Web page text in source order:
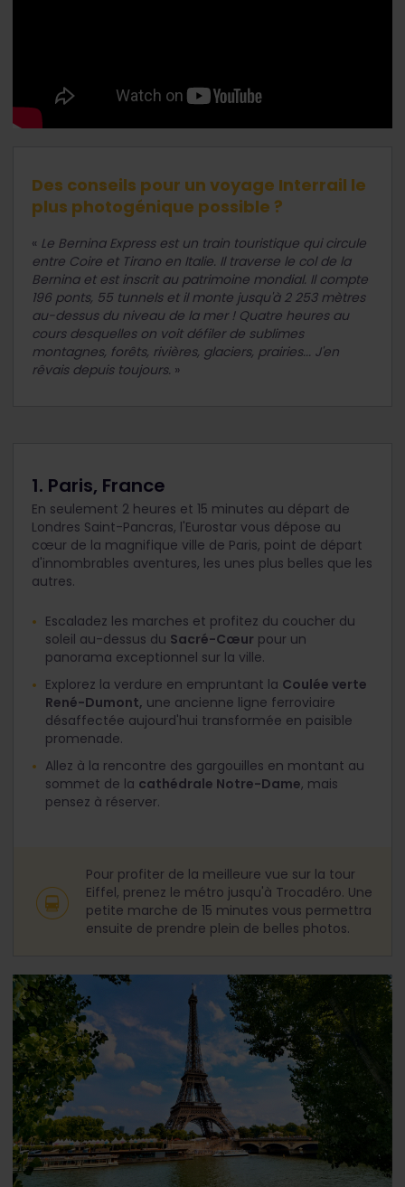
Des conseils pour un voyage Interrail le
plus photogénique possible ?
« Le Bernina Express est un train touristique qui circule
entre Coire et Tirano en Italie. Il traverse le col de la
Bernina et est inscrit au patrimoine mondial. Il compte
196 ponts, 55 tunnels et il monte jusqu'à 2 253 mètres
au-dessus du niveau de la mer ! Quatre heures au
cours desquelles on voit défiler de sublimes
montagnes, forêts, rivières, glaciers, prairies... J'en
rêvais depuis toujours. »
1. Paris, France
En seulement 2 heures et 15 minutes au départ de
Londres Saint-Pancras, l'Eurostar vous dépose au
cœur de la magnifique ville de Paris, point de départ
d'innombrables aventures, les unes plus belles que les
autres.
Escaladez les marches et profitez du coucher du
soleil au-dessus du Sacré-Cœur pour un
panorama exceptionnel sur la ville.
Explorez la verdure en empruntant la Coulée verte
René-Dumont, une ancienne ligne ferroviaire
désaffectée aujourd'hui transformée en paisible
promenade.
Allez à la rencontre des gargouilles en montant au
sommet de la cathédrale Notre-Dame, mais
pensez à réserver.
Pour profiter de la meilleure vue sur la tour
Eiffel, prenez le métro jusqu'à Trocadéro. Une
petite marche de 15 minutes vous permettra
ensuite de prendre plein de belles photos.